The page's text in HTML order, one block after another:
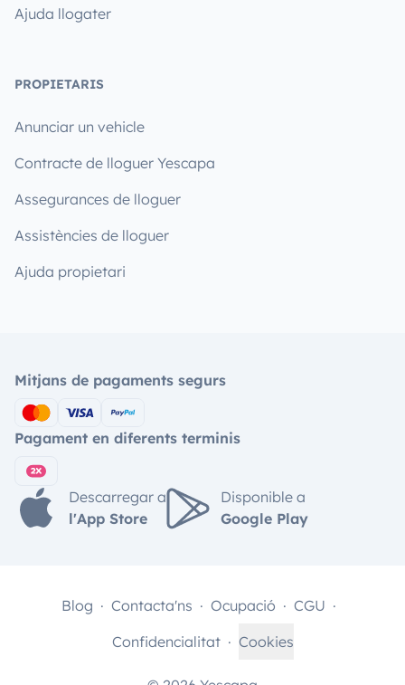
Ajuda llogater
PROPIETARIS
Anunciar un vehicle
Contracte de lloguer Yescapa
Assegurances de lloguer
Assistències de lloguer
Ajuda propietari
Mitjans de pagaments segurs
Pagament en diferents terminis
Descarregar a
l'App Store
Disponible a
Google Play
Blog Contacta'ns Ocupació
CGU
Confidencialitat
Cookies